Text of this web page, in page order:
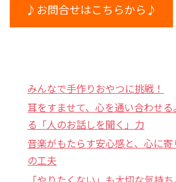
♪お問合せはこちらから♪
みんなで手作りおやつに挑戦！
耳をすませて、心を通い合わせ
る「人のお話しを聞く」力
音楽がもたらす安心感と、心に寄
の工夫